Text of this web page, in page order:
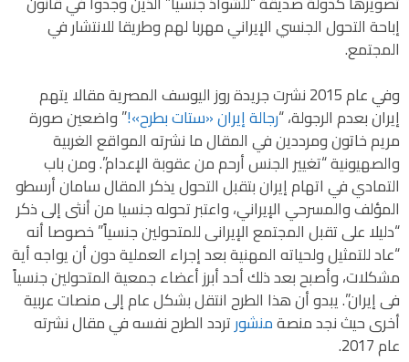
إباحة التحول الجنسي الإيراني مهربا لهم وطريقا للانتشار في
المجتمع.
وفي عام 2015 نشرت جريدة روز اليوسف المصرية مقالا يتهم
إيران بعدم الرجولة، “رجالة إيران «ستات بطرح»!” واضعين صورة
مريم خاتون ومرددين في المقال ما نشرته المواقع الغربية
والصهيونية “تغيير الجنس أرحم من عقوبة الإعدام”. ومن باب
التمادي في اتهام إيران بتقبل التحول يذكر المقال سامان أرسطو
المؤلف والمسرحي الإيراني، واعتبر تحوله جنسيا من أنثى إلى ذكر
“دليلا على تقبل المجتمع الإيرانى للمتحولين جنسياً” خصوصا أنه
“عاد للتمثيل ولحياته المهنية بعد إجراء العملية دون أن يواجه أية
مشكلات، وأصبح بعد ذلك أحد أبرز أعضاء جمعية المتحولين جنسياً
فى إيران”. يبدو أن هذا الطرح انتقل بشكل عام إلى منصات عربية
أخرى حيث نجد منصةمنشورتردد الطرح نفسه في مقال نشرته
عام 2017.